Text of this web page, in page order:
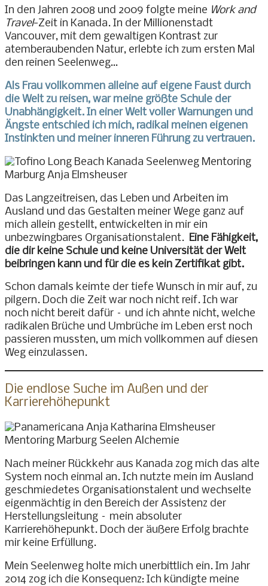
In den Jahren 2008 und 2009 folgte meine Work and
Travel-Zeit in Kanada. In der Millionenstadt
Vancouver, mit dem gewaltigen Kontrast zur
atemberaubenden Natur, erlebte ich zum ersten Mal
den reinen Seelenweg…
Als Frau vollkommen alleine auf eigene Faust durch
die Welt zu reisen, war meine größte Schule der
Unabhängigkeit. In einer Welt voller Warnungen und
Ängste entschied ich mich, radikal meinen eigenen
Instinkten und meiner inneren Führung zu vertrauen.
Das Langzeitreisen, das Leben und Arbeiten im
Ausland und das Gestalten meiner Wege ganz auf
mich allein gestellt, entwickelten in mir ein
unbezwingbares Organisationstalent. Eine Fähigkeit,
die dir keine Schule und keine Universität der Welt
beibringen kann und für die es kein Zertifikat gibt.
Schon damals keimte der tiefe Wunsch in mir auf, zu
pilgern. Doch die Zeit war noch nicht reif. Ich war
noch nicht bereit dafür – und ich ahnte nicht, welche
radikalen Brüche und Umbrüche im Leben erst noch
passieren mussten, um mich vollkommen auf diesen
Weg einzulassen.
Die endlose Suche im Außen und der
Karrierehöhepunkt
Nach meiner Rückkehr aus Kanada zog mich das alte
System noch einmal an. Ich nutzte mein im Ausland
geschmiedetes Organisationstalent und wechselte
eigenmächtig in den Bereich der Assistenz der
Herstellungsleitung – mein absoluter
Karrierehöhepunkt. Doch der äußere Erfolg brachte
mir keine Erfüllung.
Mein Seelenweg holte mich unerbittlich ein. Im Jahr
2014 zog ich die Konsequenz: Ich kündigte meine